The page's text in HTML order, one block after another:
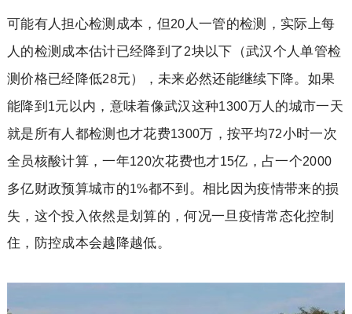
可能有人担心检测成本，但20 人一管的检测，实际上每
人的检测成本估计已经降到了2块以下（武汉个人单管检
测价格已经降低28元），未来必然还能继续下降。如果
能降到 1元以内，意味着像武汉这种1300万人的城市一天
就是所有人都检测也才花费1300万，按平均72小时一次
全员核酸计算，一年120次花费也才15亿，占一个2000
多亿财政预算城市的1%都不到。相比因为疫情带来的损
失，这个投入依然是划算的，何况一旦疫情常态化控制
住，防控成本会越降越低。